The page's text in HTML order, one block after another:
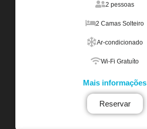
2 pessoas
2 Camas Solteiro
Ar-condicionado
Wi-Fi Gratuíto
Mais informações
Reservar